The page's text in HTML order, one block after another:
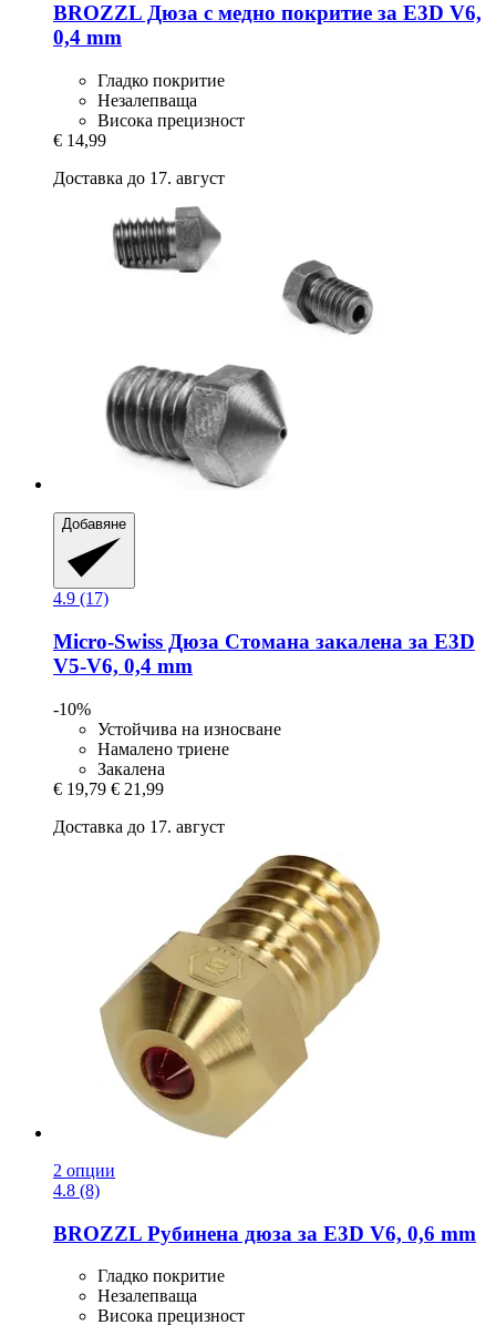
BROZZL Дюза с медно покритие за E3D V6,
0,4 mm
Гладко покритие
Незалепваща
Висока прецизност
€ 14,99
Доставка до 17. август
Добавяне
4.9 (17)
Micro-Swiss Дюза Стомана закалена за E3D
V5-​V6, 0,4 mm
-10%
Устойчива на износване
Намалено триене
Закалена
€ 19,79 € 21,99
Доставка до 17. август
2 опции
4.8 (8)
BROZZL Рубинена дюза за E3D V6, 0,6 mm
Гладко покритие
Незалепваща
Висока прецизност